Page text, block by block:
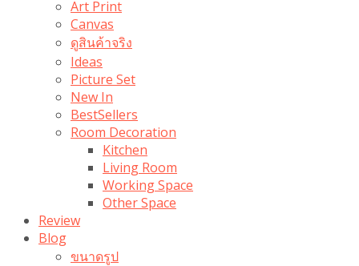
Art Print
Canvas
ดูสินค้าจริง
Ideas
Picture Set
New In
BestSellers
Room Decoration
Kitchen
Living Room
Working Space
Other Space
Review
Blog
ขนาดรูป